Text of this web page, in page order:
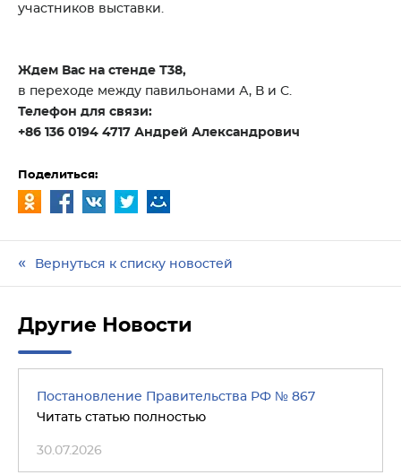
участников выставки.
Ждем Вас на стенде Т38,
в переходе между павильонами А, В и С.
Телефон для связи:
+86 136 0194 4717 Андрей Александрович
Поделиться:
Вернуться к списку новостей
Другие Новости
Постановление Правительства РФ № 867
Читать статью полностью
30.07.2026